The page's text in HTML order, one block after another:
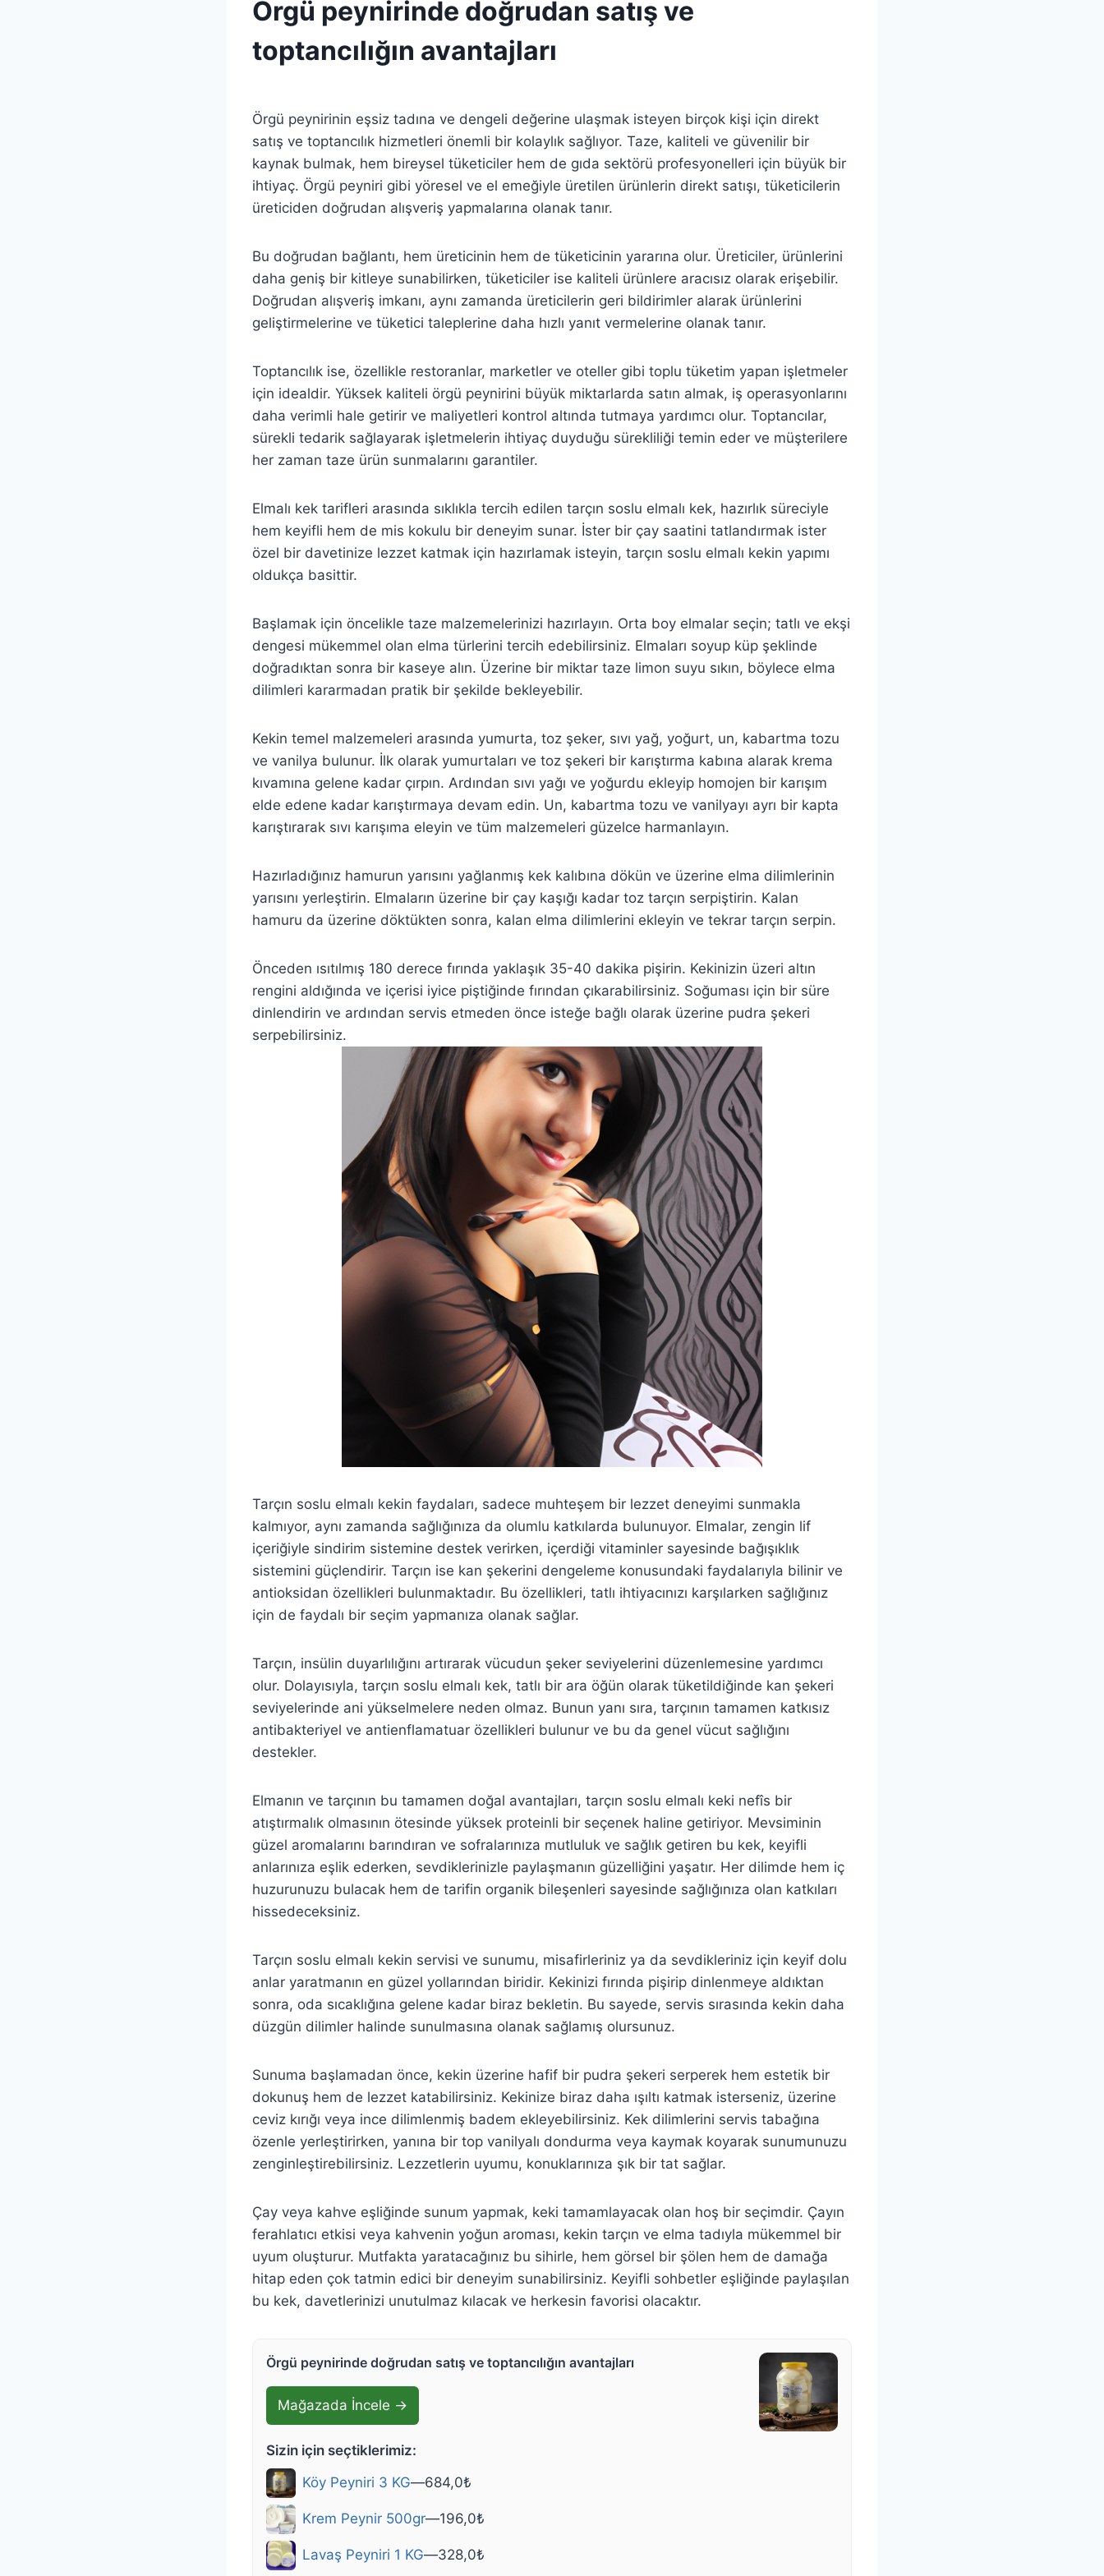
TOZU
ŞEKER
|
TEREYAĞI
|
UN
|
UNCATEGORIZED
|
VANILYA
Örgü peynirinde doğrudan satış ve
toptancılığın avantajları
Örgü peynirinin eşsiz tadına ve dengeli değerine ulaşmak isteyen birçok kişi için direkt
satış ve toptancılık hizmetleri önemli bir kolaylık sağlıyor. Taze, kaliteli ve güvenilir bir
kaynak bulmak, hem bireysel tüketiciler hem de gıda sektörü profesyonelleri için büyük bir
ihtiyaç. Örgü peyniri gibi yöresel ve el emeğiyle üretilen ürünlerin direkt satışı, tüketicilerin
üreticiden doğrudan alışveriş yapmalarına olanak tanır.
Bu doğrudan bağlantı, hem üreticinin hem de tüketicinin yararına olur. Üreticiler, ürünlerini
daha geniş bir kitleye sunabilirken, tüketiciler ise kaliteli ürünlere aracısız olarak erişebilir.
Doğrudan alışveriş imkanı, aynı zamanda üreticilerin geri bildirimler alarak ürünlerini
geliştirmelerine ve tüketici taleplerine daha hızlı yanıt vermelerine olanak tanır.
Toptancılık ise, özellikle restoranlar, marketler ve oteller gibi toplu tüketim yapan işletmeler
için idealdir. Yüksek kaliteli örgü peynirini büyük miktarlarda satın almak, iş operasyonlarını
daha verimli hale getirir ve maliyetleri kontrol altında tutmaya yardımcı olur. Toptancılar,
sürekli tedarik sağlayarak işletmelerin ihtiyaç duyduğu sürekliliği temin eder ve müşterilere
her zaman taze ürün sunmalarını garantiler.
Elmalı kek tarifleri arasında sıklıkla tercih edilen tarçın soslu elmalı kek, hazırlık süreciyle
hem keyifli hem de mis kokulu bir deneyim sunar. İster bir çay saatini tatlandırmak ister
özel bir davetinize lezzet katmak için hazırlamak isteyin, tarçın soslu elmalı kekin yapımı
oldukça basittir.
Başlamak için öncelikle taze malzemelerinizi hazırlayın. Orta boy elmalar seçin; tatlı ve ekşi
dengesi mükemmel olan elma türlerini tercih edebilirsiniz. Elmaları soyup küp şeklinde
doğradıktan sonra bir kaseye alın. Üzerine bir miktar taze limon suyu sıkın, böylece elma
dilimleri kararmadan pratik bir şekilde bekleyebilir.
Kekin temel malzemeleri arasında yumurta, toz şeker, sıvı yağ, yoğurt, un, kabartma tozu
ve vanilya bulunur. İlk olarak yumurtaları ve toz şekeri bir karıştırma kabına alarak krema
kıvamına gelene kadar çırpın. Ardından sıvı yağı ve yoğurdu ekleyip homojen bir karışım
elde edene kadar karıştırmaya devam edin. Un, kabartma tozu ve vanilyayı ayrı bir kapta
karıştırarak sıvı karışıma eleyin ve tüm malzemeleri güzelce harmanlayın.
Hazırladığınız hamurun yarısını yağlanmış kek kalıbına dökün ve üzerine elma dilimlerinin
yarısını yerleştirin. Elmaların üzerine bir çay kaşığı kadar toz tarçın serpiştirin. Kalan
hamuru da üzerine döktükten sonra, kalan elma dilimlerini ekleyin ve tekrar tarçın serpin.
Önceden ısıtılmış 180 derece fırında yaklaşık 35-40 dakika pişirin. Kekinizin üzeri altın
rengini aldığında ve içerisi iyice piştiğinde fırından çıkarabilirsiniz. Soğuması için bir süre
dinlendirin ve ardından servis etmeden önce isteğe bağlı olarak üzerine pudra şekeri
serpebilirsiniz.
Tarçın soslu elmalı kekin faydaları, sadece muhteşem bir lezzet deneyimi sunmakla
kalmıyor, aynı zamanda sağlığınıza da olumlu katkılarda bulunuyor. Elmalar, zengin lif
içeriğiyle sindirim sistemine destek verirken, içerdiği vitaminler sayesinde bağışıklık
sistemini güçlendirir. Tarçın ise kan şekerini dengeleme konusundaki faydalarıyla bilinir ve
antioksidan özellikleri bulunmaktadır. Bu özellikleri, tatlı ihtiyacınızı karşılarken sağlığınız
için de faydalı bir seçim yapmanıza olanak sağlar.
Tarçın, insülin duyarlılığını artırarak vücudun şeker seviyelerini düzenlemesine yardımcı
olur. Dolayısıyla, tarçın soslu elmalı kek, tatlı bir ara öğün olarak tüketildiğinde kan şekeri
seviyelerinde ani yükselmelere neden olmaz. Bunun yanı sıra, tarçının tamamen katkısız
antibakteriyel ve antienflamatuar özellikleri bulunur ve bu da genel vücut sağlığını
destekler.
Elmanın ve tarçının bu tamamen doğal avantajları, tarçın soslu elmalı keki nefîs bir
atıştırmalık olmasının ötesinde yüksek proteinli bir seçenek haline getiriyor. Mevsiminin
güzel aromalarını barındıran ve sofralarınıza mutluluk ve sağlık getiren bu kek, keyifli
anlarınıza eşlik ederken, sevdiklerinizle paylaşmanın güzelliğini yaşatır. Her dilimde hem iç
huzurunuzu bulacak hem de tarifin organik bileşenleri sayesinde sağlığınıza olan katkıları
hissedeceksiniz.
Tarçın soslu elmalı kekin servisi ve sunumu, misafirleriniz ya da sevdikleriniz için keyif dolu
anlar yaratmanın en güzel yollarından biridir. Kekinizi fırında pişirip dinlenmeye aldıktan
sonra, oda sıcaklığına gelene kadar biraz bekletin. Bu sayede, servis sırasında kekin daha
düzgün dilimler halinde sunulmasına olanak sağlamış olursunuz.
Sunuma başlamadan önce, kekin üzerine hafif bir pudra şekeri serperek hem estetik bir
dokunuş hem de lezzet katabilirsiniz. Kekinize biraz daha ışıltı katmak isterseniz, üzerine
ceviz kırığı veya ince dilimlenmiş badem ekleyebilirsiniz. Kek dilimlerini servis tabağına
özenle yerleştirirken, yanına bir top vanilyalı dondurma veya kaymak koyarak sunumunuzu
zenginleştirebilirsiniz. Lezzetlerin uyumu, konuklarınıza şık bir tat sağlar.
Çay veya kahve eşliğinde sunum yapmak, keki tamamlayacak olan hoş bir seçimdir. Çayın
ferahlatıcı etkisi veya kahvenin yoğun aroması, kekin tarçın ve elma tadıyla mükemmel bir
uyum oluşturur. Mutfakta yaratacağınız bu sihirle, hem görsel bir şölen hem de damağa
hitap eden çok tatmin edici bir deneyim sunabilirsiniz. Keyifli sohbetler eşliğinde paylaşılan
bu kek, davetlerinizi unutulmaz kılacak ve herkesin favorisi olacaktır.
Örgü peynirinde doğrudan satış ve toptancılığın avantajları
Mağazada İncele →
Sizin için seçtiklerimiz:
Köy Peyniri 3 KG—684,0₺
Krem Peynir 500gr—196,0₺
Lavaş Peyniri 1 KG—328,0₺